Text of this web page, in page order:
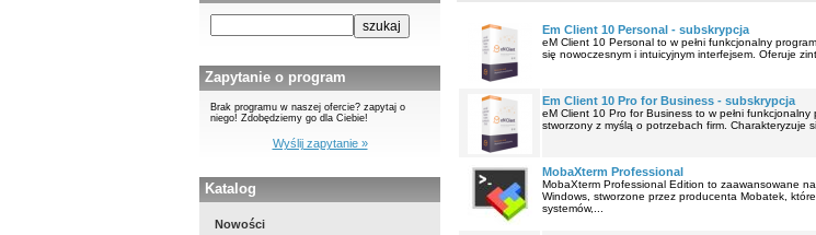
Zapytanie o program
Brak programu w naszej ofercie? zapytaj o
niego! Zdobędziemy go dla Ciebie!
Wyślij zapytanie »
Katalog
Nowości
Em Client 10 Personal - subskrypcja
eM Client 10 Personal to w pełni funkcjonalny
się nowoczesnym i intuicyjnym interfejsem. Oferuje
Em Client 10 Pro for Business - subskrypcja
eM Client 10 Pro for Business to w pełni
stworzony z myślą o potrzebach firm. Charakteryzuje
MobaXterm Professional
MobaXterm Professional Edition to zaawansowane
Windows, stworzone przez producenta Mobatek,
systemów,...